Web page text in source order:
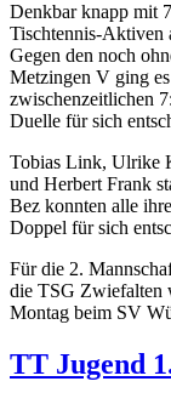
Denkbar knapp mit
Tischtennis-Aktiven
Gegen den noch
Metzingen V ging
zwischenzeitlichen
Duelle für sich
Tobias Link, Ulrike
und Herbert Frank
Bez konnten alle
Doppel für sich
Für die 2.
die TSG Zwiefalten
Montag beim SV
TT Jugend